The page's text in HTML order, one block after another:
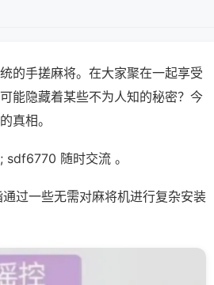
的手搓麻将。在大家聚在一起享受
能隐藏着某些不为人知的秘密？今
真相。
随时交流 。
过一些无需对麻将机进行复杂安装